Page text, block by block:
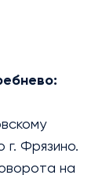
Фрязино.
на